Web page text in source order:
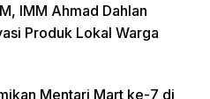
IMM Ahmad Dahlan
Produk Lokal Warga
Mentari Mart ke-7 di